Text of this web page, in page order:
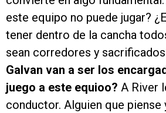
este equipo no puede jugar?
tener dentro de la cancha
sean corredores y
Galvan van a ser los
juego a este equioo? A River
conductor. Alguien que piense